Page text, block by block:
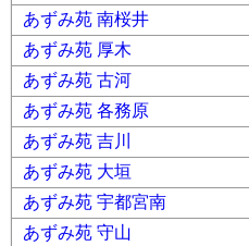
あずみ苑 南桜井
あずみ苑 厚木
あずみ苑 古河
あずみ苑 各務原
あずみ苑 吉川
あずみ苑 大垣
あずみ苑 宇都宮南
あずみ苑 守山